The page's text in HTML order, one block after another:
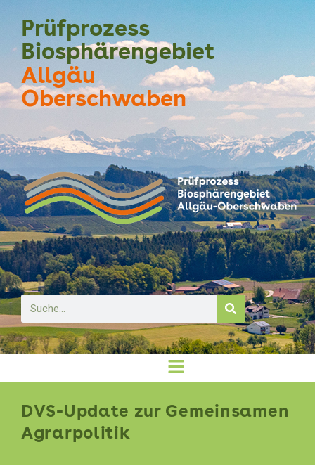
Prüfprozess
Biosphärengebiet
Allgäu
Oberschwaben
DVS-Update zur Gemeinsamen
Agrarpolitik